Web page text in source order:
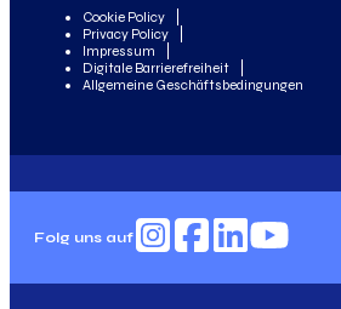
Cookie Policy
Privacy Policy
Impressum
Digitale Barrierefreiheit
Allgemeine Geschäftsbedingungen
Folg uns auf